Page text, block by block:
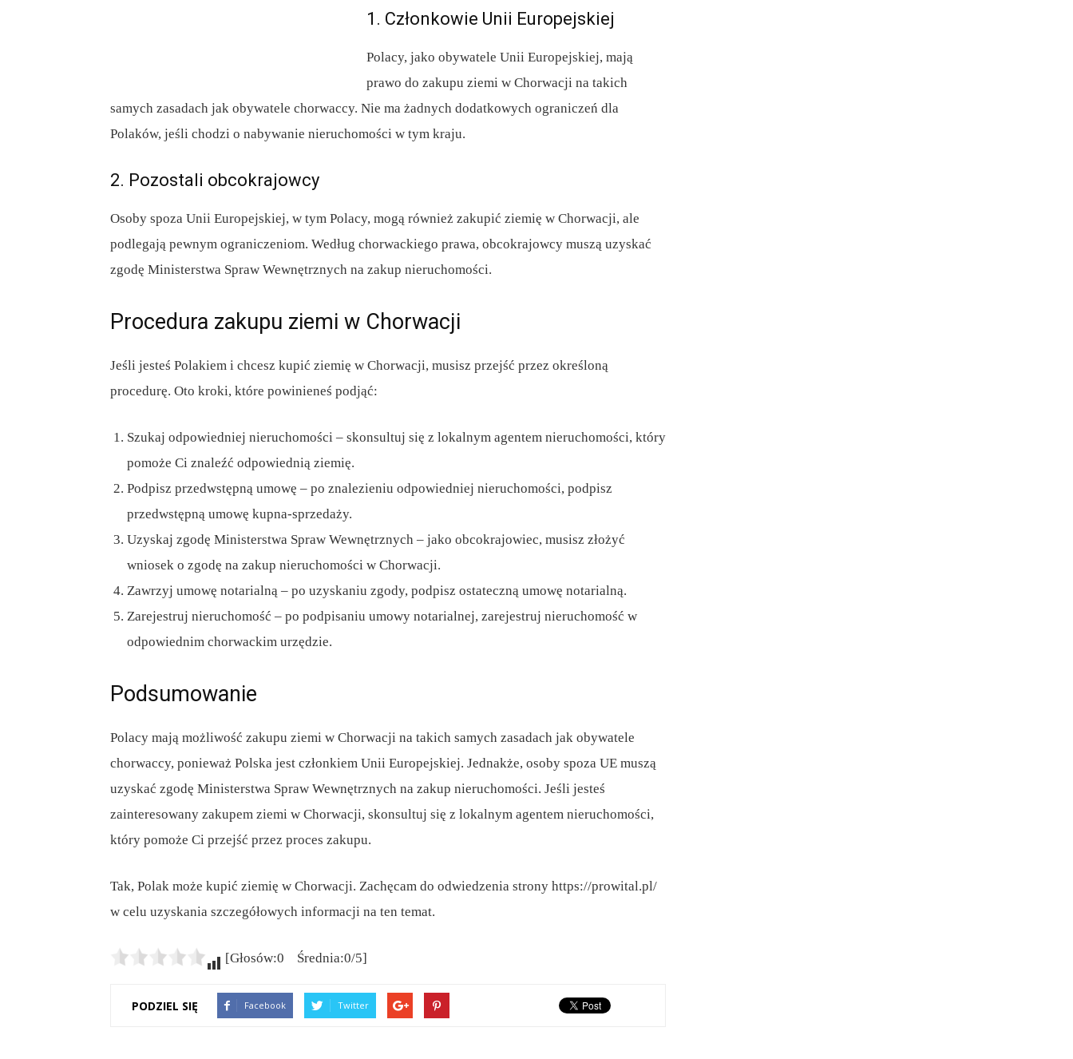
1. Członkowie Unii Europejskiej
Polacy, jako obywatele Unii Europejskiej, mają
prawo do zakupu ziemi w Chorwacji na takich
samych zasadach jak obywatele chorwaccy. Nie ma żadnych dodatkowych ograniczeń dla
Polaków, jeśli chodzi o nabywanie nieruchomości w tym kraju.
2. Pozostali obcokrajowcy
Osoby spoza Unii Europejskiej, w tym Polacy, mogą również zakupić ziemię w Chorwacji, ale
podlegają pewnym ograniczeniom. Według chorwackiego prawa, obcokrajowcy muszą uzyskać
zgodę Ministerstwa Spraw Wewnętrznych na zakup nieruchomości.
Procedura zakupu ziemi w Chorwacji
Jeśli jesteś Polakiem i chcesz kupić ziemię w Chorwacji, musisz przejść przez określoną
procedurę. Oto kroki, które powinieneś podjąć:
Szukaj odpowiedniej nieruchomości – skonsultuj się z lokalnym agentem nieruchomości, który
pomoże Ci znaleźć odpowiednią ziemię.
Podpisz przedwstępną umowę – po znalezieniu odpowiedniej nieruchomości, podpisz
przedwstępną umowę kupna-sprzedaży.
Uzyskaj zgodę Ministerstwa Spraw Wewnętrznych – jako obcokrajowiec, musisz złożyć
wniosek o zgodę na zakup nieruchomości w Chorwacji.
Zawrzyj umowę notarialną – po uzyskaniu zgody, podpisz ostateczną umowę notarialną.
Zarejestruj nieruchomość – po podpisaniu umowy notarialnej, zarejestruj nieruchomość w
odpowiednim chorwackim urzędzie.
Podsumowanie
Polacy mają możliwość zakupu ziemi w Chorwacji na takich samych zasadach jak obywatele
chorwaccy, ponieważ Polska jest członkiem Unii Europejskiej. Jednakże, osoby spoza UE muszą
uzyskać zgodę Ministerstwa Spraw Wewnętrznych na zakup nieruchomości. Jeśli jesteś
zainteresowany zakupem ziemi w Chorwacji, skonsultuj się z lokalnym agentem nieruchomości,
który pomoże Ci przejść przez proces zakupu.
Tak, Polak może kupić ziemię w Chorwacji. Zachęcam do odwiedzenia strony https://prowital.pl/
w celu uzyskania szczegółowych informacji na ten temat.
[Głosów:0 Średnia:0/5]
PODZIEL SIĘ Facebook Twitter